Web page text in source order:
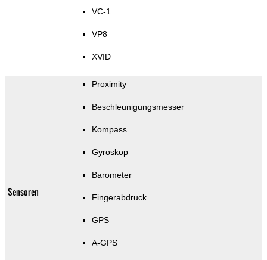
VC-1
VP8
XVID
Sensoren
Proximity
Beschleunigungsmesser
Kompass
Gyroskop
Barometer
Fingerabdruck
GPS
A-GPS